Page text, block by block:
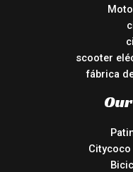
scooter
fábrica